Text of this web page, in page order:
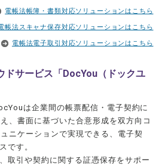
電帳法帳簿・書類対応ソリューションはこちら
帳法スキャナ保存対応ソリューションはこちら
電帳法電子取引対応ソリューションはこちら
ドサービス「DocYou（ドックユ
は企業間の帳票配信・電子契約に
、書面に基づいた合意形成を双方向コ
ュニケーションで実現できる、電子契
です。
取引や契約に関する証憑保存をサポー